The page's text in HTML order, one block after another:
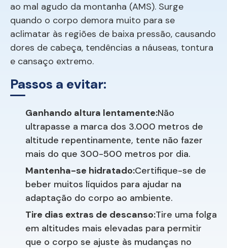
ao mal agudo da montanha (AMS). Surge
quando o corpo demora muito para se
aclimatar às regiões de baixa pressão, causando
dores de cabeça, tendências a náuseas, tontura
e cansaço extremo.
Passos a evitar:
Ganhando altura lentamente:Não
ultrapasse a marca dos 3.000 metros de
altitude repentinamente, tente não fazer
mais do que 300-500 metros por dia.
Mantenha-se hidratado:Certifique-se de
beber muitos líquidos para ajudar na
adaptação do corpo ao ambiente.
Tire dias extras de descanso:Tire uma folga
em altitudes mais elevadas para permitir
que o corpo se ajuste às mudanças no